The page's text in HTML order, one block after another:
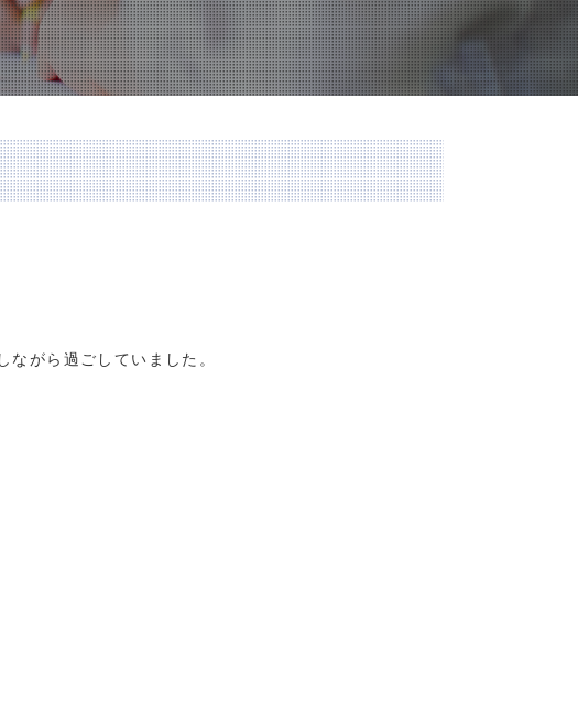
がら過ごしていました。